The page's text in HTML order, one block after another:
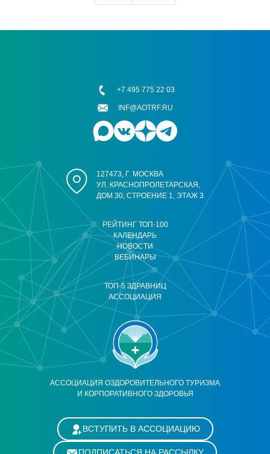
АССОЦИАЦИЯ ОЗДОРОВИТЕЛЬНОГО ТУРИЗМА
И КОРПОРАТИВНОГО ЗДОРОВЬЯ
РЕЙТИНГ ТОП-100
КАЛЕНДАРЬ
НОВОСТИ
ВЕБИНАРЫ
ТОП-5 ЗДРАВНИЦ
АССОЦИАЦИЯ
127473, Г. МОСКВА
УЛ. КРАСНОПРОЛЕТАРСКАЯ,
ДОМ 30, СТРОЕНИЕ 1, ЭТАЖ 3
+7 495 775 22 03
INF@AOTRF.RU
ВСТУПИТЬ В АССОЦИАЦИЮ